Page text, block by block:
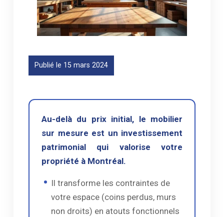
Publié le 15 mars 2024
Au-delà du prix initial, le mobilier
sur mesure est un investissement
patrimonial qui valorise votre
propriété à Montréal.
Il transforme les contraintes de
votre espace (coins perdus, murs
non droits) en atouts fonctionnels